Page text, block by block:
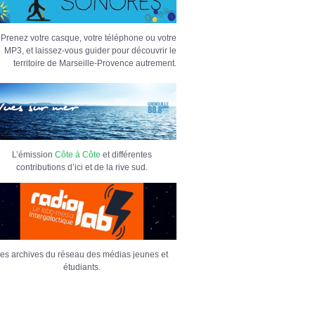
Prenez votre casque, votre téléphone ou votre
MP3, et laissez-vous guider pour découvrir le
territoire de Marseille-Provence autrement.
L’émission Côte à Côte et différentes
contributions d’ici et de la rive sud.
archives du réseau des médias jeunes et
étudiants.